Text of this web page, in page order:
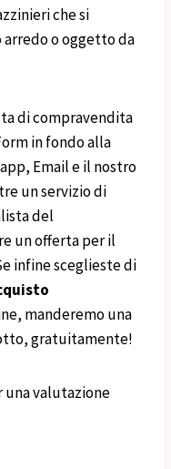
che si
o oggetto da
di compravendita
in fondo alla
Email e il nostro
un servizio di
del
un offerta per il
infine sceglieste di
manderemo una
gratuitamente!
una valutazione